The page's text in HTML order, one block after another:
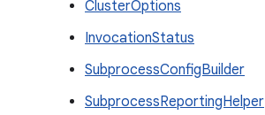
ClusterOptions
InvocationStatus
SubprocessConfigBuilder
SubprocessReportingHelper